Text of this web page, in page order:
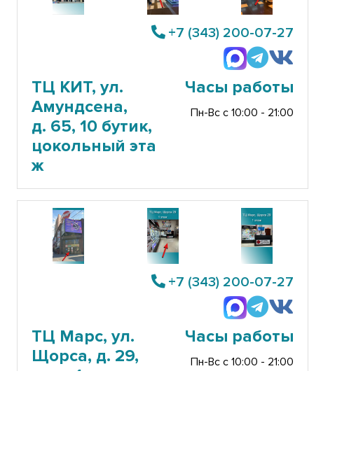
+7 (343) 200-07-27
ТЦ КИТ, ул.
Амундсена,
д. 65, 10 бутик,
цокольный эта
ж
Часы работы
Пн-Вс с 10:00 - 21:00
+7 (343) 200-07-27
ТЦ Марс, ул.
Щорса, д. 29,
этаж 1
Часы работы
Пн-Вс с 10:00 - 21:00